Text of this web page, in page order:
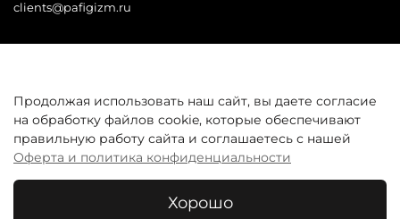
Покупателям
clients@pafigizm.ru
* Запрещенная сеть
© 2026 Все права защищены. Интернет-магазин одежды
Продолжая использовать наш сайт, вы даете согласие
на обработку файлов cookie, которые обеспечивают
правильную работу сайта и соглашаетесь с нашей
Оферта и политика конфиденциальности
Хорошо